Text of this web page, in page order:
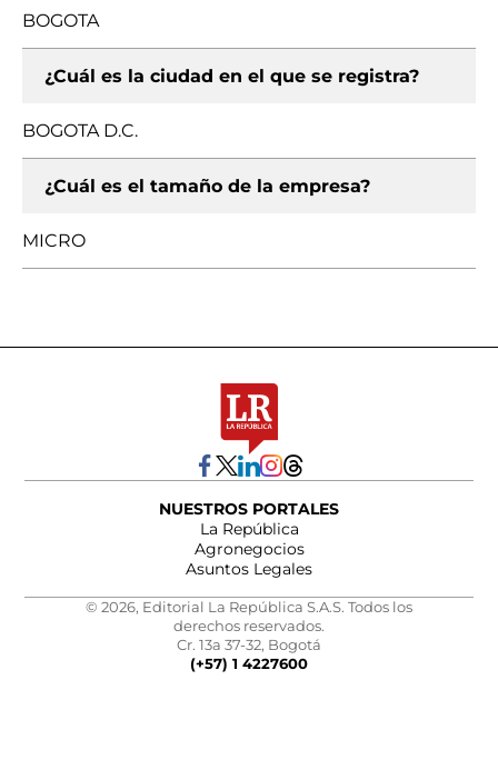
BOGOTA
¿Cuál es la ciudad en el que se registra?
BOGOTA D.C.
¿Cuál es el tamaño de la empresa?
MICRO
NUESTROS PORTALES
La República
Agronegocios
Asuntos Legales
© 2026, Editorial La República S.A.S. Todos los
derechos reservados.
Cr. 13a 37-32, Bogotá
(+57) 1 4227600